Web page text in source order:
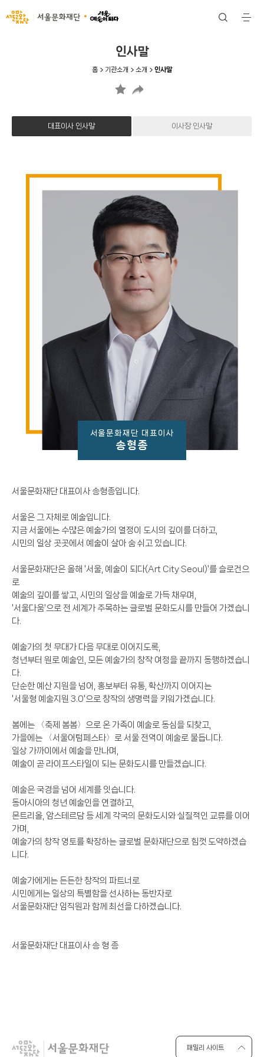
서울문화재단
전
검
인사말
홈 기관소개 소개 인사말
대표이사 인사말 이사장 인사말
서울문화재단 대표이사
송형종
서울문화재단 대표이사 송형종입니다.
서울은 그 자체로 예술입니다.
지금 서울에는 수많은 예술가의 열정이 도시의 깊이를 더하고,
시민의 일상 곳곳에서 예술이 살아 숨 쉬고 있습니다.
서울문화재단은 올해 '서울, 예술이 되다(Art City Seoul)'를 슬로건으
로
예술의 깊이를 쌓고, 시민의 일상을 예술로 가득 채우며,
'서울다움'으로 전 세계가 주목하는 글로벌 문화도시를 만들어 가겠습니
다.
예술가의 첫 무대가 다음 무대로 이어지도록,
청년부터 원로 예술인, 모든 예술가의 창작 여정을 끝까지 동행하겠습니
다.
단순한 예산 지원을 넘어, 홍보부터 유통, 확산까지 이어지는
'서울형 예술지원 3.0'으로 창작의 생명력을 키워가겠습니다.
봄에는 〈축제 봄봄〉으로 온 가족이 예술로 동심을 되찾고,
가을에는 〈서울어텀페스타〉로 서울 전역이 예술로 물듭니다.
일상 가까이에서 예술을 만나며,
예술이 곧 라이프스타일이 되는 문화도시를 만들겠습니다.
예술은 국경을 넘어 세계를 잇습니다.
동아시아의 청년 예술인을 연결하고,
몬트리올, 암스테르담 등 세계 각국의 문화도시와 실질적인 교류를 이어
가며,
예술가의 창작 영토를 확장하는 글로벌 문화재단으로 힘껏 도약하겠습
니다.
예술가에게는 든든한 창작의 파트너로
시민에게는 일상의 특별함을 선사하는 동반자로
서울문화재단 임직원과 함께 최선을 다하겠습니다.
서울문화재단 대표이사 송 형 종
패밀리 사이트